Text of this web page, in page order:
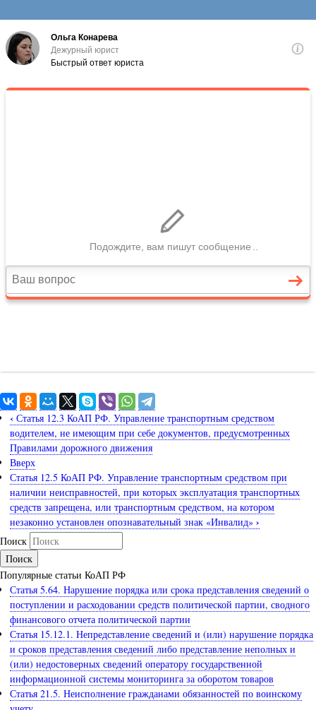
‹ Статья 12.3 КоАП РФ. Управление транспортным средством
водителем, не имеющим при себе документов, предусмотренных
Правилами дорожного движения
Вверх
Статья 12.5 КоАП РФ. Управление транспортным средством при
наличии неисправностей, при которых эксплуатация транспортных
средств запрещена, или транспортным средством, на котором
незаконно установлен опознавательный знак «Инвалид» ›
Поиск
Популярные статьи КоАП РФ
Статья 5.64. Нарушение порядка или срока представления сведений о
поступлении и расходовании средств политической партии, сводного
финансового отчета политической партии
Статья 15.12.1. Непредставление сведений и (или) нарушение порядка
и сроков представления сведений либо представление неполных и
(или) недостоверных сведений оператору государственной
информационной системы мониторинга за оборотом товаров
Статья 21.5. Неисполнение гражданами обязанностей по воинскому